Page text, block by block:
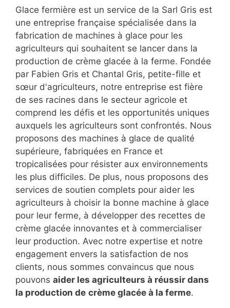
Glace fermière est un service de la Sarl Gris est
une entreprise française spécialisée dans la
fabrication de machines à glace pour les
agriculteurs qui souhaitent se lancer dans la
production de crème glacée à la ferme. Fondée
par Fabien Gris et Chantal Gris, petite-fille et
sœur d'agriculteurs, notre entreprise est fière
de ses racines dans le secteur agricole et
comprend les défis et les opportunités uniques
auxquels les agriculteurs sont confrontés. Nous
proposons des machines à glace de qualité
supérieure, fabriquées en France et
tropicalisées pour résister aux environnements
les plus difficiles. De plus, nous proposons des
services de soutien complets pour aider les
agriculteurs à choisir la bonne machine à glace
pour leur ferme, à développer des recettes de
crème glacée innovantes et à commercialiser
leur production. Avec notre expertise et notre
engagement envers la satisfaction de nos
clients, nous sommes convaincus que nous
pouvons aider les agriculteurs à réussir dans
la production de crème glacée à la ferme.